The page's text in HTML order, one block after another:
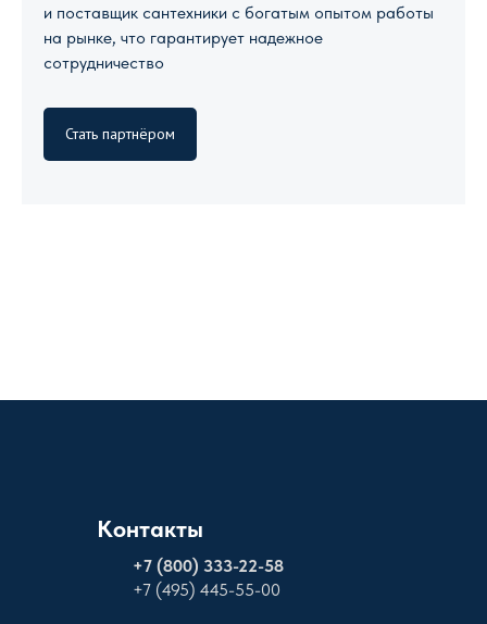
и поставщик сантехники с богатым опытом работы
на рынке, что гарантирует надежное
сотрудничество
Стать партнёром
Контакты
+7 (800) 333-22-58
+7 (495) 445-55-00